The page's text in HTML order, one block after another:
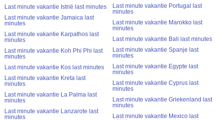
Last minute vakantie Istrië last minutes
Last minute vakantie Jamaica last
minutes
Last minute vakantie Karpathos last
minutes
Last minute vakantie Koh Phi Phi last
minutes
Last minute vakantie Kos last minutes
Last minute vakantie Kreta last
minutes
Last minute vakantie La Palma last
minutes
Last minute vakantie Lanzarote last
minutes
Last minute vakantie Portugal last
minutes
Last minute vakantie Marokko last
minutes
Last minute vakantie Bali last minutes
Last minute vakantie Spanje last
minutes
Last minute vakantie Egypte last
minutes
Last minute vakantie Cyprus last
minutes
Last minute vakantie Griekenland last
minutes
Last minute vakantie Mexico last